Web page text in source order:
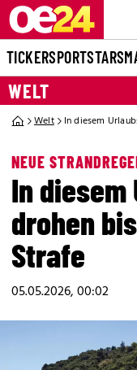
TICKERSPORTSTARS
WELT
Welt In diesem
NEUE
In diesem
drohen
Strafe
05.05.2026, 00:02